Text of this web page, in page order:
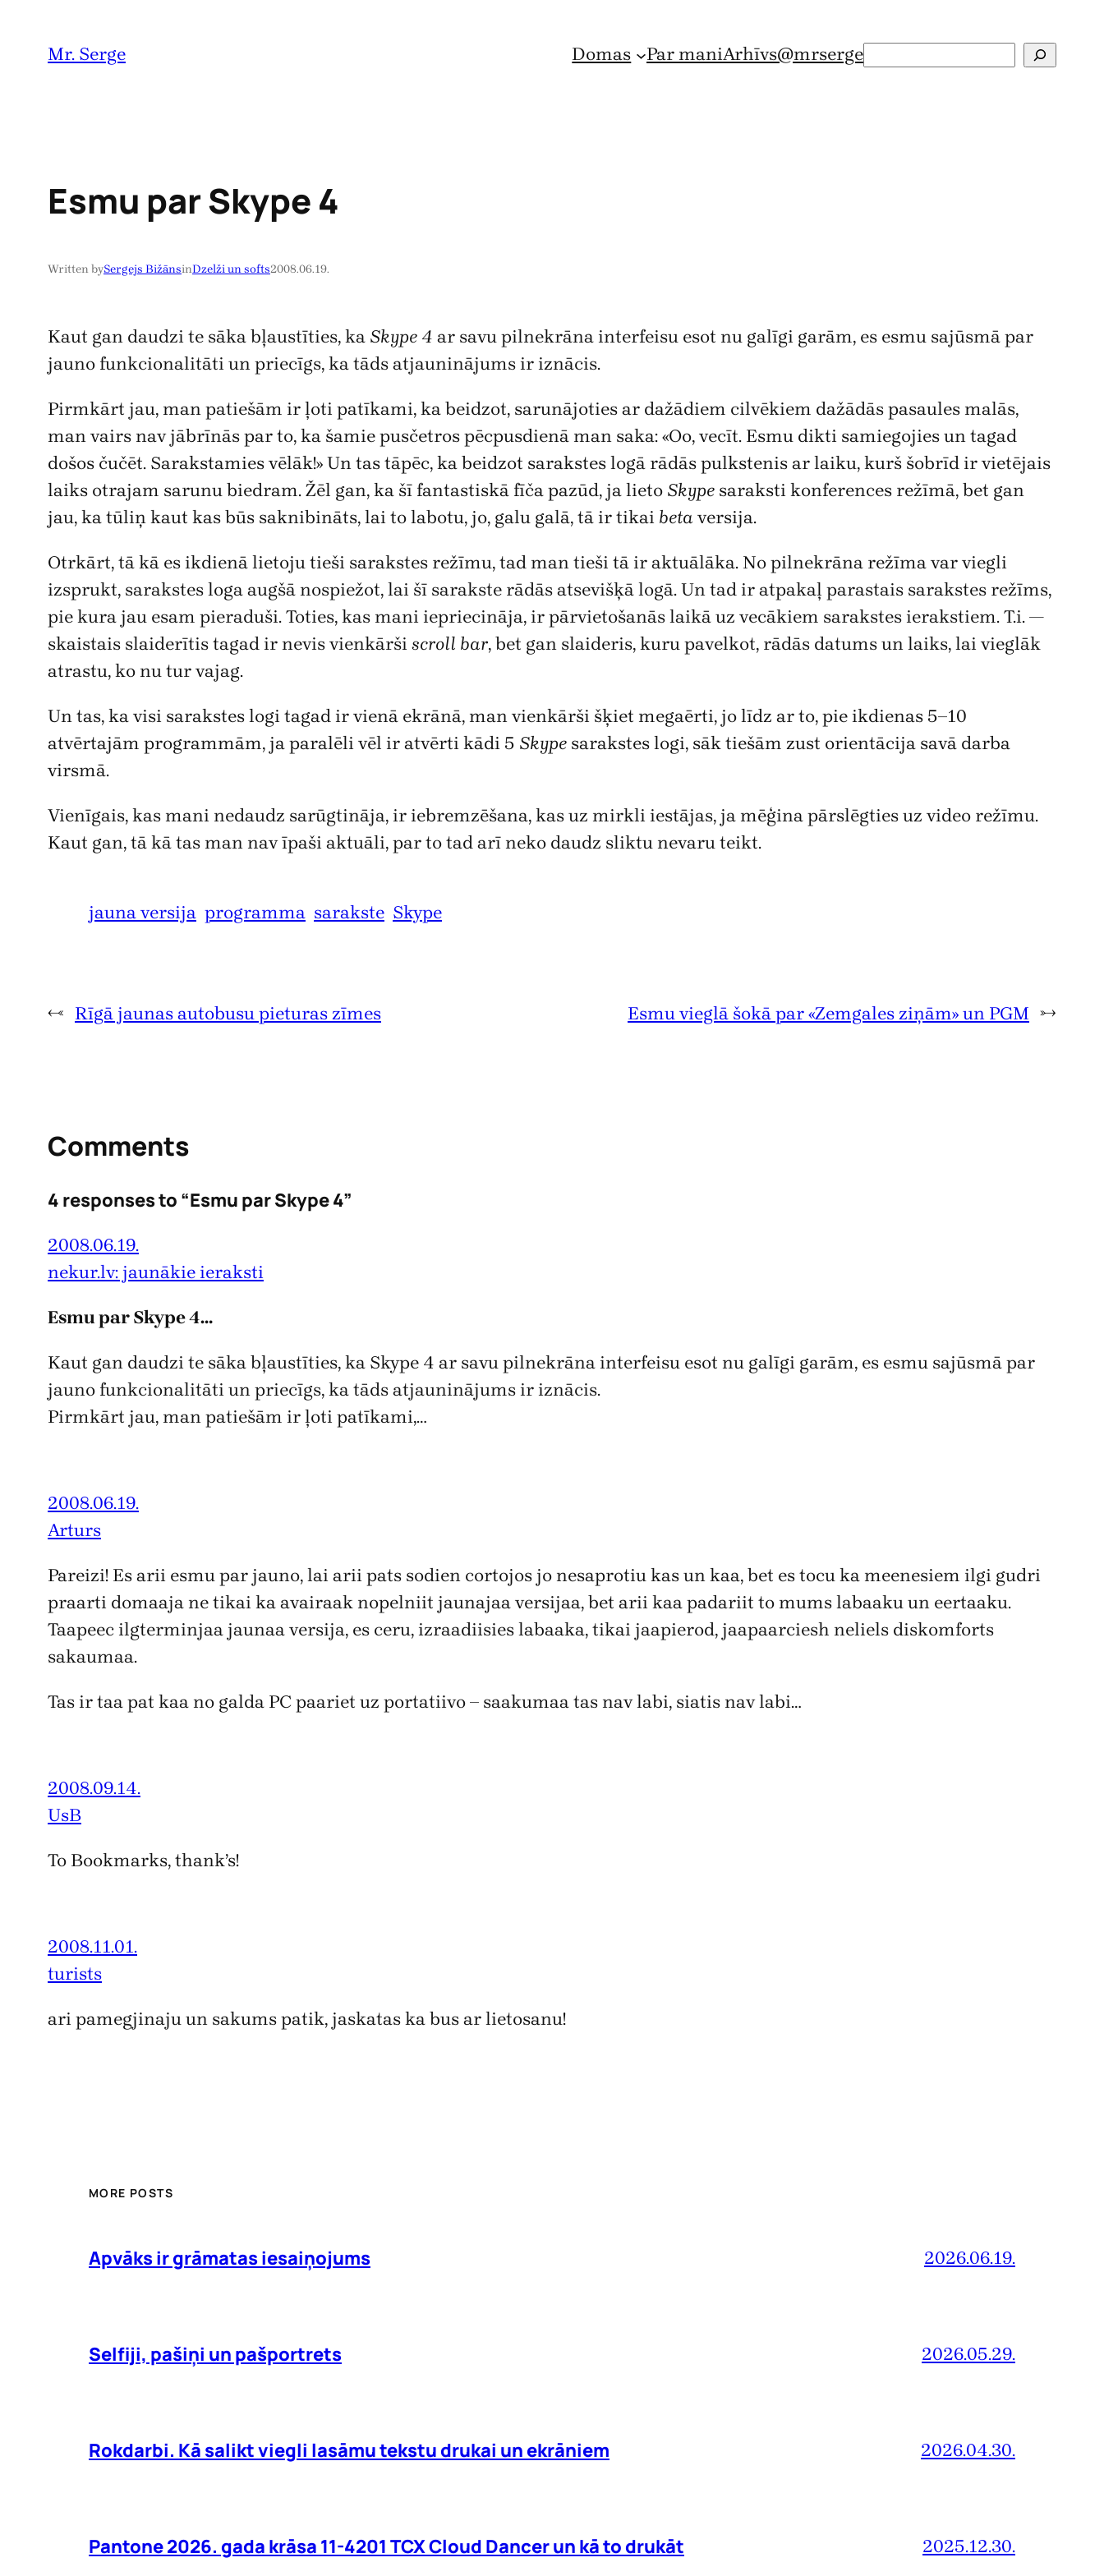
Mr. Serge Domas Par maniArhīvs@mrsergeSearch
Esmu par Skype 4
Written bySergejs BižānsinDzelži un softs2008.06.19.
Kaut gan daudzi te sāka bļaustīties, ka Skype 4 ar savu pilnekrāna interfeisu esot nu galīgi garām, es esmu sajūsmā par
jauno funkcionalitāti un priecīgs, ka tāds atjauninājums ir iznācis.
Pirmkārt jau, man patiešām ir ļoti patīkami, ka beidzot, sarunājoties ar dažādiem cilvēkiem dažādās pasaules malās,
man vairs nav jābrīnās par to, ka šamie pusčetros pēcpusdienā man saka: «Oo, vecīt. Esmu dikti samiegojies un tagad
došos čučēt. Sarakstamies vēlāk!» Un tas tāpēc, ka beidzot sarakstes logā rādās pulkstenis ar laiku, kurš šobrīd ir vietējais
laiks otrajam sarunu biedram. Žēl gan, ka šī fantastiskā fīča pazūd, ja lieto Skype saraksti konferences režīmā, bet gan
jau, ka tūliņ kaut kas būs saknibināts, lai to labotu, jo, galu galā, tā ir tikai beta versija.
Otrkārt, tā kā es ikdienā lietoju tieši sarakstes režīmu, tad man tieši tā ir aktuālāka. No pilnekrāna režīma var viegli
izsprukt, sarakstes loga augšā nospiežot, lai šī sarakste rādās atsevišķā logā. Un tad ir atpakaļ parastais sarakstes režīms,
pie kura jau esam pieraduši. Toties, kas mani iepriecināja, ir pārvietošanās laikā uz vecākiem sarakstes ierakstiem. T.i. —
skaistais slaiderītis tagad ir nevis vienkāršiscroll bar, bet gan slaideris, kuru pavelkot, rādās datums un laiks, lai vieglāk
atrastu, ko nu tur vajag.
Un tas, ka visi sarakstes logi tagad ir vienā ekrānā, man vienkārši šķiet megaērti, jo līdz ar to, pie ikdienas 5–10
atvērtajām programmām, ja paralēli vēl ir atvērti kādi 5 Skype sarakstes logi, sāk tiešām zust orientācija savā darba
virsmā.
Vienīgais, kas mani nedaudz sarūgtināja, ir iebremzēšana, kas uz mirkli iestājas, ja mēģina pārslēgties uz video režīmu.
Kaut gan, tā kā tas man nav īpaši aktuāli, par to tad arī neko daudz sliktu nevaru teikt.
jauna versija programma sarakste Skype
← Rīgā jaunas autobusu pieturas zīmes Esmu vieglā šokā par «Zemgales ziņām» un PGM →
Comments
4 responses to “Esmu par Skype 4”
2008.06.19.
nekur.lv: jaunākie ieraksti
Esmu par Skype 4…
Kaut gan daudzi te sāka bļaustīties, ka Skype 4 ar savu pilnekrāna interfeisu esot nu galīgi garām, es esmu sajūsmā par
jauno funkcionalitāti un priecīgs, ka tāds atjauninājums ir iznācis.
Pirmkārt jau, man patiešām ir ļoti patīkami,…
2008.06.19.
Arturs
Pareizi! Es arii esmu par jauno, lai arii pats sodien cortojos jo nesaprotiu kas un kaa, bet es tocu ka meenesiem ilgi gudri
praarti domaaja ne tikai ka avairaak nopelniit jaunajaa versijaa, bet arii kaa padariit to mums labaaku un eertaaku.
Taapeec ilgterminjaa jaunaa versija, es ceru, izraadiisies labaaka, tikai jaapierod, jaapaarciesh neliels diskomforts
sakaumaa.
Tas ir taa pat kaa no galda PC paariet uz portatiivo – saakumaa tas nav labi, siatis nav labi…
2008.09.14.
UsB
To Bookmarks, thank’s!
2008.11.01.
turists
ari pamegjinaju un sakums patik, jaskatas ka bus ar lietosanu!
MORE POSTS
Apvāks ir grāmatas iesaiņojums 2026.06.19.
Selfiji, pašiņi un pašportrets 2026.05.29.
Rokdarbi. Kā salikt viegli lasāmu tekstu drukai un ekrāniem 2026.04.30.
Pantone 2026. gada krāsa 11-4201 TCX Cloud Dancer un kā to drukāt 2025.12.30.